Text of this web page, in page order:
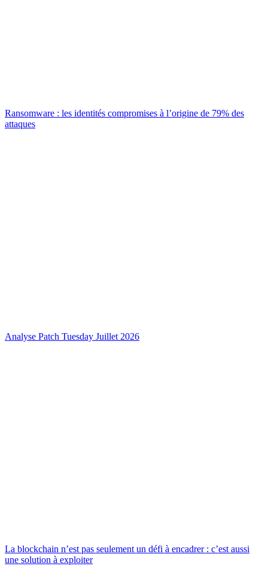
Ransomware : les identités compromises à l’origine de 79% des
attaques
Analyse Patch Tuesday Juillet 2026
La blockchain n’est pas seulement un défi à encadrer : c’est aussi
une solution à exploiter